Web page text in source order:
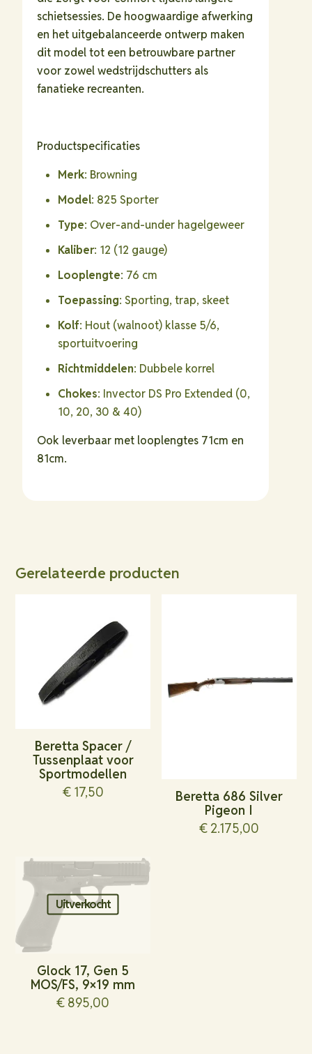
schietsessies. De hoogwaardige afwerking
en het uitgebalanceerde ontwerp maken
dit model tot een betrouwbare partner
voor zowel wedstrijdschutters als
fanatieke recreanten.
Productspecificaties
Merk: Browning
Model: 825 Sporter
Type: Over-and-under hagelgeweer
Kaliber: 12 (12 gauge)
Looplengte: 76 cm
Toepassing: Sporting, trap, skeet
Kolf: Hout (walnoot) klasse 5/6,
sportuitvoering
Richtmiddelen: Dubbele korrel
Chokes: Invector DS Pro Extended (0,
10, 20, 30 & 40)
Ook leverbaar met looplengtes 71cm en
81cm.
Gerelateerde producten
Beretta Spacer /
Tussenplaat voor
Sportmodellen
€17,50
Beretta 686 Silver
Pigeon I
€2.175,00
Uitverkocht
Glock 17, Gen 5
MOS/FS, 9×19 mm
€ 895,00